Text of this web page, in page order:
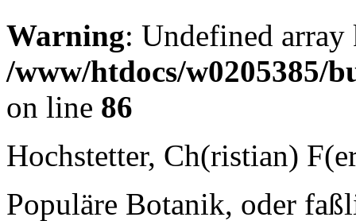
Warning: Undefined
/www/htdocs/w0205385/
on line 86
Hochstetter, Ch(ristian)
Populäre Botanik, oder